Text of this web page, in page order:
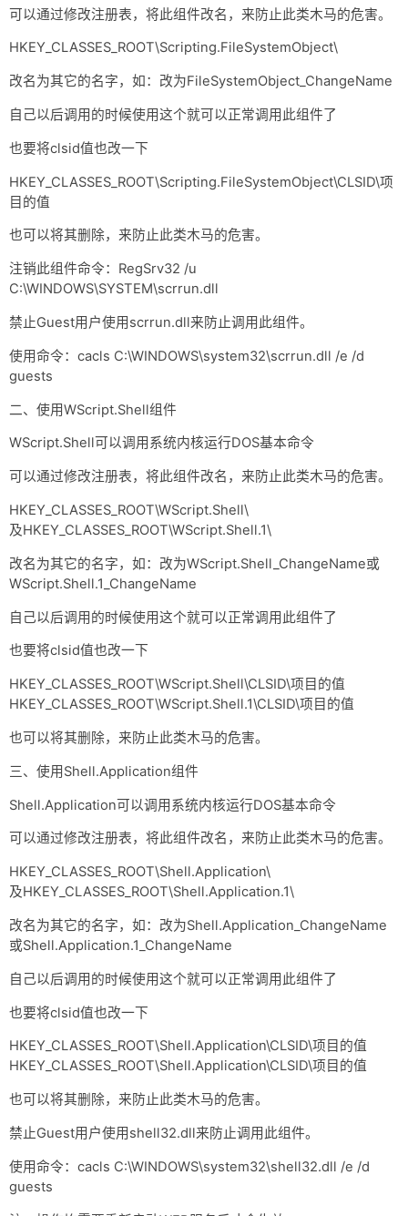
可以通过修改注册表，将此组件改名，来防止此类木马的危害。
HKEY_CLASSES_ROOT\Scripting.FileSystemObject\
改名为其它的名字，如：改为FileSystemObject_ChangeName
自己以后调用的时候使用这个就可以正常调用此组件了
也要将clsid值也改一下
HKEY_CLASSES_ROOT\Scripting.FileSystemObject\CLSID\项
目的值
也可以将其删除，来防止此类木马的危害。
注销此组件命令：RegSrv32 /u
C:\WINDOWS\SYSTEM\scrrun.dll
禁止Guest用户使用scrrun.dll来防止调用此组件。
使用命令：cacls C:\WINDOWS\system32\scrrun.dll /e /d
guests
二、使用WScript.Shell组件
WScript.Shell可以调用系统内核运行DOS基本命令
可以通过修改注册表，将此组件改名，来防止此类木马的危害。
HKEY_CLASSES_ROOT\WScript.Shell\
及HKEY_CLASSES_ROOT\WScript.Shell.1\
改名为其它的名字，如：改为WScript.Shell_ChangeName或
WScript.Shell.1_ChangeName
自己以后调用的时候使用这个就可以正常调用此组件了
也要将clsid值也改一下
HKEY_CLASSES_ROOT\WScript.Shell\CLSID\项目的值
HKEY_CLASSES_ROOT\WScript.Shell.1\CLSID\项目的值
也可以将其删除，来防止此类木马的危害。
三、使用Shell.Application组件
Shell.Application可以调用系统内核运行DOS基本命令
可以通过修改注册表，将此组件改名，来防止此类木马的危害。
HKEY_CLASSES_ROOT\Shell.Application\
及HKEY_CLASSES_ROOT\Shell.Application.1\
改名为其它的名字，如：改为Shell.Application_ChangeName
或Shell.Application.1_ChangeName
自己以后调用的时候使用这个就可以正常调用此组件了
也要将clsid值也改一下
HKEY_CLASSES_ROOT\Shell.Application\CLSID\项目的值
HKEY_CLASSES_ROOT\Shell.Application\CLSID\项目的值
也可以将其删除，来防止此类木马的危害。
禁止Guest用户使用shell32.dll来防止调用此组件。
使用命令：cacls C:\WINDOWS\system32\shell32.dll /e /d
guests